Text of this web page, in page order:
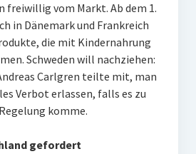
freiwillig vom Markt. Ab dem 1.
in Dänemark und Frankreich
die mit Kindernahrung
Schweden will nachziehen:
Carlgren teilte mit, man
Verbot erlassen, falls es zu
komme.
gefordert